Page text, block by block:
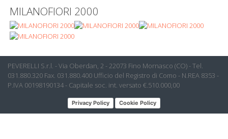
MILANOFIORI 2000
PEVERELLI S.r.l. - Via Oberdan, 2 - 22073 Fino Mornasco (CO) - Tel.
031.880.320 Fax. 031.880.400 Ufficio del Registro di Como - N.REA 8353 -
P.IVA 00198190134 - Capitale soc. int. versato €.510.000,00
Privacy Policy Cookie Policy